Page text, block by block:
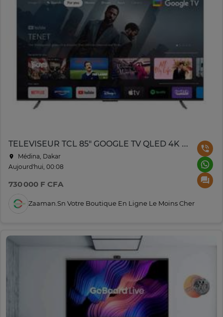
TELEVISEUR TCL 85" GOOGLE TV QLED 4K P745/85C655ZXM
Médina, Dakar
Aujourd'hui, 00:08
730 000 F CFA
Zaaman.sn Votre Boutique En Ligne Le Moins Cher